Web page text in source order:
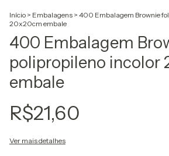
Início > Embalagens > 400 Embalagem Brownie
20x20cm embale
400 Embalagem
polipropileno incolor
embale
R$21,60
Ver mais detalhes